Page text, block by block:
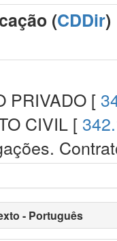
(CDDir)
PRIVADO [
CIVIL [
- Português